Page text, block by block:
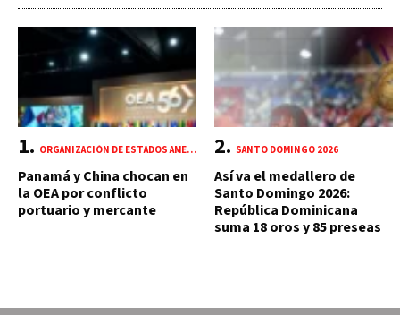
ORGANIZACIÓN DE ESTADOS AMERICANOS (OEA)
Panamá y China chocan en
la OEA por conflicto
portuario y mercante
SANTO DOMINGO 2026
Así va el medallero de
Santo Domingo 2026:
República Dominicana
suma 18 oros y 85 preseas